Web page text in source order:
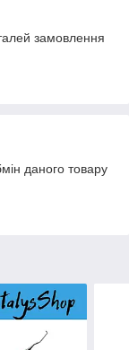
замовлення
даного товару